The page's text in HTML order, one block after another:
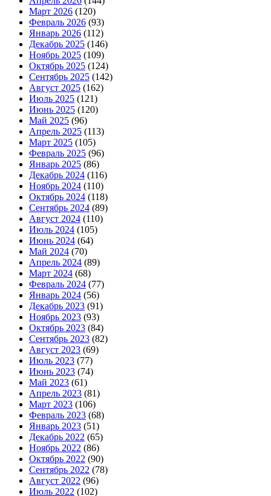
Март 2026 (120)
Февраль 2026 (93)
Январь 2026 (112)
Декабрь 2025 (146)
Ноябрь 2025 (109)
Октябрь 2025 (124)
Сентябрь 2025 (142)
Август 2025 (162)
Июль 2025 (121)
Июнь 2025 (120)
Май 2025 (96)
Апрель 2025 (113)
Март 2025 (105)
Февраль 2025 (96)
Январь 2025 (86)
Декабрь 2024 (116)
Ноябрь 2024 (110)
Октябрь 2024 (118)
Сентябрь 2024 (89)
Август 2024 (110)
Июль 2024 (105)
Июнь 2024 (64)
Май 2024 (70)
Апрель 2024 (89)
Март 2024 (68)
Февраль 2024 (77)
Январь 2024 (56)
Декабрь 2023 (91)
Ноябрь 2023 (93)
Октябрь 2023 (84)
Сентябрь 2023 (82)
Август 2023 (69)
Июль 2023 (77)
Июнь 2023 (74)
Май 2023 (61)
Апрель 2023 (81)
Март 2023 (106)
Февраль 2023 (68)
Январь 2023 (51)
Декабрь 2022 (65)
Ноябрь 2022 (86)
Октябрь 2022 (90)
Сентябрь 2022 (78)
Август 2022 (96)
Июль 2022 (102)